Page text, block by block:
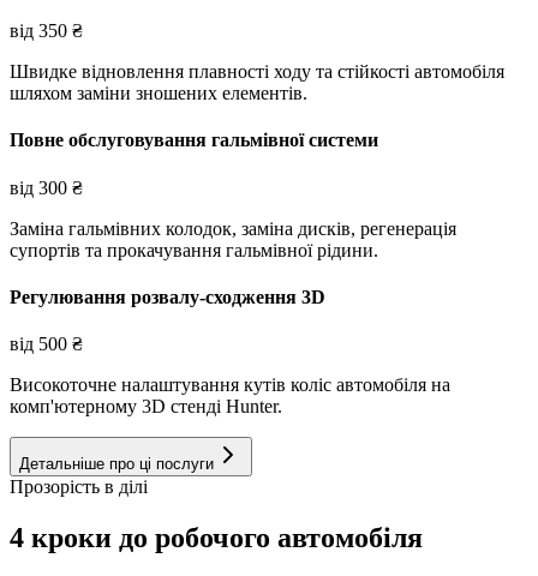
від 350 ₴
Швидке відновлення плавності ходу та стійкості автомобіля
шляхом заміни зношених елементів.
Повне обслуговування гальмівної системи
від 300 ₴
Заміна гальмівних колодок, заміна дисків, регенерація
супортів та прокачування гальмівної рідини.
Регулювання розвалу-сходження 3D
від 500 ₴
Високоточне налаштування кутів коліс автомобіля на
комп'ютерному 3D стенді Hunter.
Детальніше про ці послуги
Прозорість в ділі
4 кроки до робочого автомобіля